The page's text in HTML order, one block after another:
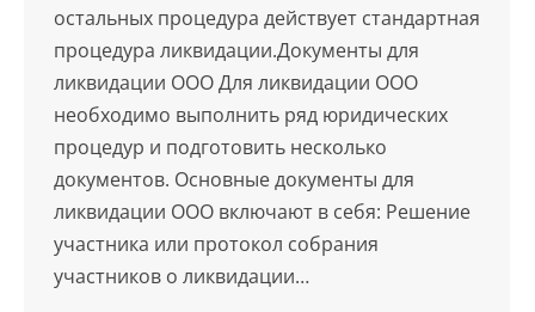
остальных процедура действует стандартная
процедура ликвидации.Документы для
ликвидации ООО Для ликвидации ООО
необходимо выполнить ряд юридических
процедур и подготовить несколько
документов. Основные документы для
ликвидации ООО включают в себя: Решение
участника или протокол собрания
участников о ликвидации…